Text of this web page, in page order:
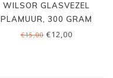
WILSOR GLASVEZEL
PLAMUUR, 300 GRAM
€15,00€12,00